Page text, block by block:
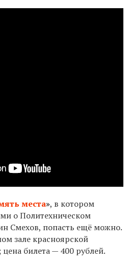
места», в котором
о Политехническом
Смехов, попасть ещё можно.
зале красноярской
билета — 400 рублей.